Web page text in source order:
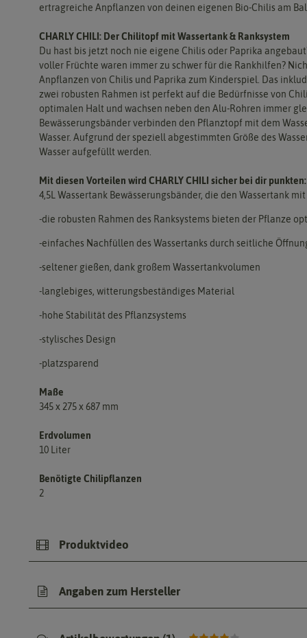
ertragreiche Anpflanzen von deinen eigenen Bio-Chilis am
CHARLY CHILI: Der Chilitopf mit Wassertank & Ranksystem
Du hast bis jetzt noch nie eigene Chilis oder Paprika
voller Früchte waren immer zu schwer für die Rankhilfen?
Anpflanzen von Chilis und Paprika zum Kinderspiel. Das
zwei robusten Rahmen ist perfekt auf die Bedürfnisse von
optimalen Halt und wachsen neben den Alu-Rohren immer
Bewässerungsbänder verbinden den Pflanztopf mit dem
Wasser. Aufgrund der speziell abgestimmten Größe des
Wasser aufgefüllt werden.
Mit diesen Vorteilen wird CHARLY CHILI sicher bei dir punkten:
4,5L Wassertank Bewässerungsbänder, die den Wassertank
-die robusten Rahmen des Ranksystems bieten der Pflanze
-einfaches Nachfüllen des Wassertanks durch seitliche
-seltener gießen, dank großem Wassertankvolumen
-langlebiges, witterungsbeständiges Material
-hohe Stabilität des Pflanzsystems
-stylisches Design
-platzsparend
Maße
345 x 275 x 687 mm
Erdvolumen
10 Liter
Benötigte Chilipflanzen
2
Produktvideo
Angaben zum Hersteller